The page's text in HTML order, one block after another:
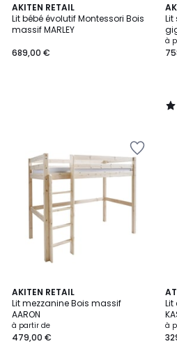
AKITEN RETAIL
Lit bébé évolutif Montessori Bois
massif MARLEY
689,00 €
à
1
/
5
4
/
AKITEN RETAIL
Lit mezzanine Bois massif
AARON
à partir de
479,00 €
4,2
/ 5
2
Couleurs
à
3